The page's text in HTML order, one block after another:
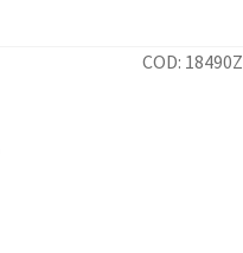
COD: 18490Z